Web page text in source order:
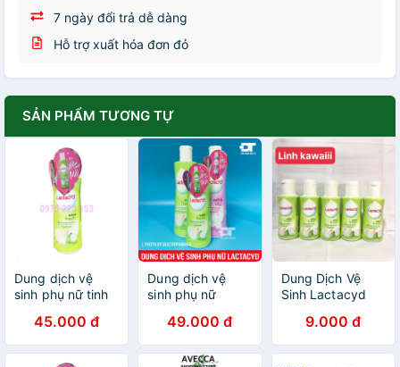
7 ngày đổi trả dễ dàng
Hỗ trợ xuất hóa đơn đỏ
SẢN PHẨM TƯƠNG TỰ
Dung dịch vệ
sinh phụ nữ tinh
không Lactacyd
ngăn mùi 24 giờ
150ml
45.000 đ
Dung dịch vệ
sinh phụ nữ
49.000 đ
Dung Dịch Vệ
Sinh Lactacyd
Không& Nước
Hoa Hồng
9.000 đ